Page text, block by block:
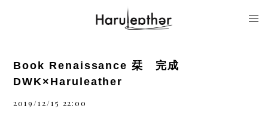
Book Renaissance 栞 完成
DWK×Haruleather
2019/12/15 22:00